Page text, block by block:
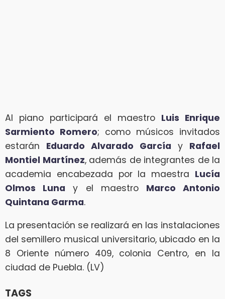
Al piano participará el maestro Luis Enrique
Sarmiento Romero; como músicos invitados
estarán Eduardo Alvarado García y Rafael
Montiel Martínez, además de integrantes de la
academia encabezada por la maestra Lucía
Olmos Luna y el maestro Marco Antonio
Quintana Garma.
La presentación se realizará en las instalaciones
del semillero musical universitario, ubicado en la
8 Oriente número 409, colonia Centro, en la
ciudad de Puebla. (LV)
TAGS